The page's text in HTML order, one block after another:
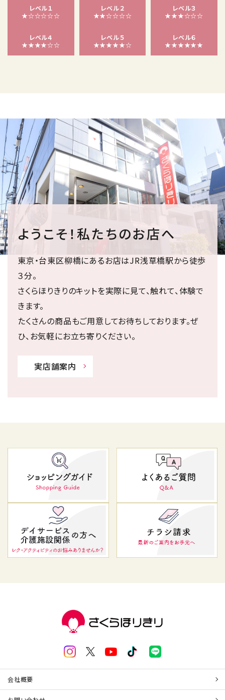
レベル１
★☆☆☆☆☆
レベル２
★★☆☆☆☆
レベル３
★★★☆☆☆
レベル４
★★★★☆☆
レベル５
★★★★★☆
レベル６
★★★★★★
ようこそ！私たちのお店へ
東京・台東区柳橋にあるお店はJR浅草橋駅から徒歩
３分。
さくらほりきりのキットを実際に見て、触れて、体験で
きます。
たくさんの商品もご用意してお待ちしております。ぜ
ひ、お気軽にお立ち寄りください。
実店舗案内
会社概要